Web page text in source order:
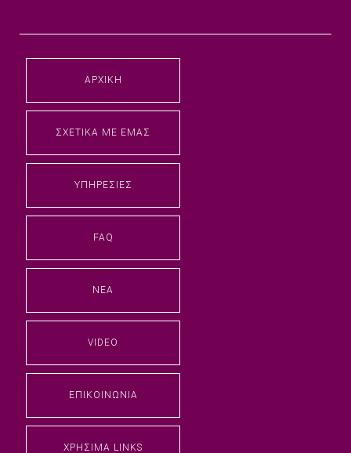
ΑΡΧΙΚΉ
ΣΧΕΤΙΚΆ ΜΕ ΕΜΆΣ
ΥΠΗΡΕΣΊΕΣ
FAQ
ΝΈΑ
VIDEO
ΕΠΙΚΟΙΝΩΝΊΑ
ΧΡΉΣΙΜΑ LINKS